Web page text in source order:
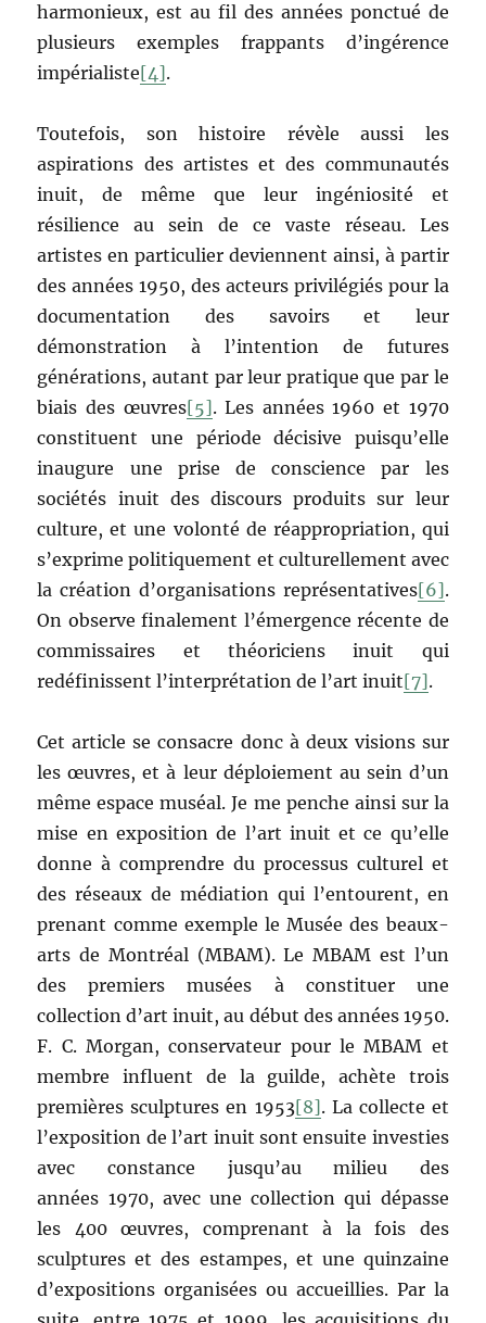
harmonieux, est au fil des années ponctué de
plusieurs exemples frappants d’ingérence
impérialiste[4].
Toutefois, son histoire révèle aussi les
aspirations des artistes et des communautés
inuit, de même que leur ingéniosité et
résilience au sein de ce vaste réseau. Les
artistes en particulier deviennent ainsi, à partir
des années 1950, des acteurs privilégiés pour la
documentation des savoirs et leur
démonstration à l’intention de futures
générations, autant par leur pratique que par le
biais des œuvres[5]. Les années 1960 et 1970
constituent une période décisive puisqu’elle
inaugure une prise de conscience par les
sociétés inuit des discours produits sur leur
culture, et une volonté de réappropriation, qui
s’exprime politiquement et culturellement avec
la création d’organisations représentatives[6].
On observe finalement l’émergence récente de
commissaires et théoriciens inuit qui
redéfinissent l’interprétation de l’art inuit[7].
Cet article se consacre donc à deux visions sur
les œuvres, et à leur déploiement au sein d’un
même espace muséal. Je me penche ainsi sur la
mise en exposition de l’art inuit et ce qu’elle
donne à comprendre du processus culturel et
des réseaux de médiation qui l’entourent, en
prenant comme exemple le Musée des beaux-
arts de Montréal (MBAM). Le MBAM est l’un
des premiers musées à constituer une
collection d’art inuit, au début des années 1950.
F. C. Morgan, conservateur pour le MBAM et
membre influent de la guilde, achète trois
premières sculptures en 1953[8]. La collecte et
l’exposition de l’art inuit sont ensuite investies
avec constance jusqu’au milieu des
années 1970, avec une collection qui dépasse
les 400 œuvres, comprenant à la fois des
sculptures et des estampes, et une quinzaine
d’expositions organisées ou accueillies. Par la